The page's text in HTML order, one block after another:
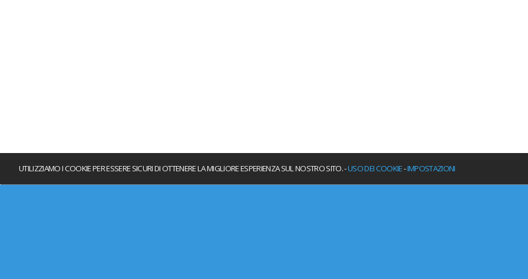
UTILIZZIAMO I COOKIE PER ESSERE SICURI DI OTTENERE LA MIGLIORE ESPERIENZA SUL NOSTRO SITO. -USO DEI COOKIE-IMPOSTAZIONI